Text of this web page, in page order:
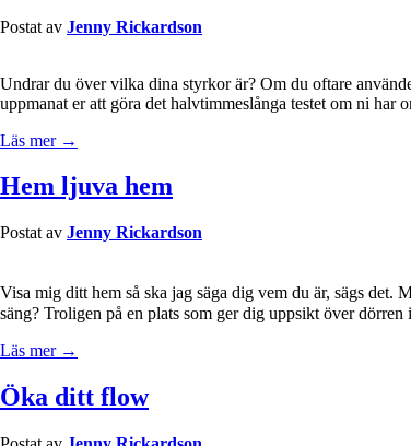
Postat av Jenny Rickardson
Undrar du över vilka dina styrkor är? Om du oftare
uppmanat er att göra det halvtimmeslånga testet om ni
Läs mer →
Hem ljuva hem
Postat av Jenny Rickardson
Visa mig ditt hem så ska jag säga dig vem du är, sägs
säng? Troligen på en plats som ger dig uppsikt över
Läs mer →
Öka ditt flow